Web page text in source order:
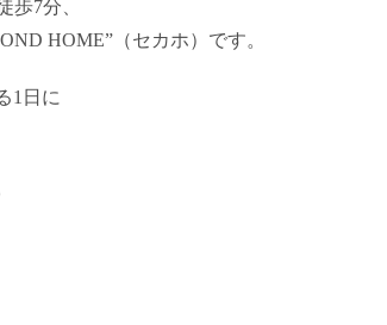
歩7分、
HOME”（セカホ）です。
1日に